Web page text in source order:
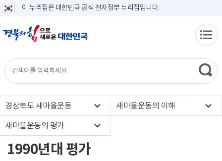
이 누리집은 대한민국 공식 전자정부 누리집입니다.
경상북도 새마을운동 새마을운동의 이해
새마을운동의 평가
1990년대 평가